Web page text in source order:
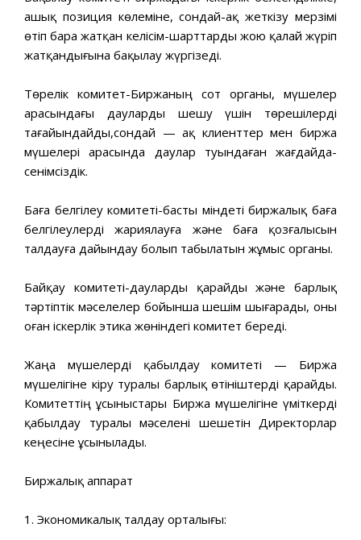
ашық позиция көлеміне, сондай-ақ жеткізу мерзімі
өтіп бара жатқан келісім-шарттарды жою қалай жүріп
жатқандығына бақылау жүргізеді.
Төрелік комитет-Биржаның сот органы, мүшелер
арасындағы дауларды шешу үшін төрешілерді
тағайындайды,сондай — ақ клиенттер мен биржа
мүшелері арасында даулар туындаған жағдайда-
сенімсіздік.
Баға белгілеу комитеті-басты міндеті биржалық баға
белгілеулерді жариялауға және баға қозғалысын
талдауға дайындау болып табылатын жұмыс органы.
Байқау комитеті-дауларды қарайды және барлық
тәртіптік мәселелер бойынша шешім шығарады, оны
оған іскерлік этика жөніндегі комитет береді.
Жаңа мүшелерді қабылдау комитеті — Биржа
мүшелігіне кіру туралы барлық өтініштерді қарайды.
Комитеттің ұсыныстары Биржа мүшелігіне үміткерді
қабылдау туралы мәселені шешетін Директорлар
кеңесіне ұсынылады.
Биржалық аппарат
1. Экономикалық талдау орталығы: